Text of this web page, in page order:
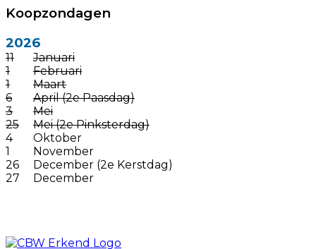
Koopzondagen
2026
11
Januari
1
Februari
1
Maart
6
April (2e Paasdag)
3
Mei
25
Mei (2e Pinksterdag)
4
Oktober
1
November
26
December (2e Kerstdag)
27
December